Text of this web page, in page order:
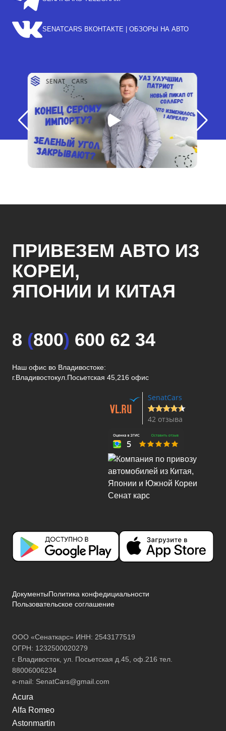
SENATCARS ВКОНТАКТЕ | ОБЗОРЫ НА АВТО
ПРИВЕЗЕМ АВТО ИЗ
КОРЕИ,
ЯПОНИИ И КИТАЯ
8 (800) 600 62 34
Наш офис во Владивостоке:
г.Владивостокул.Посьетская 45,216 офис
SenatCars
42 отзыва
ДокументыПолитика конфедициальности
Пользовательское соглашение
ООО «Сенаткарс» ИНН: 2543177519
ОГРН: 1232500020279
г. Владивосток, ул. Посьетская д.45, оф.216 тел.
88006006234
e-mail: SenatCars@gmail.com
Acura
Alfa Romeo
Astonmartin